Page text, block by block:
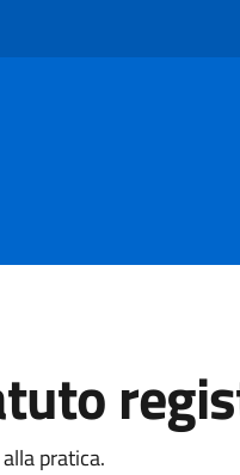
pratica.